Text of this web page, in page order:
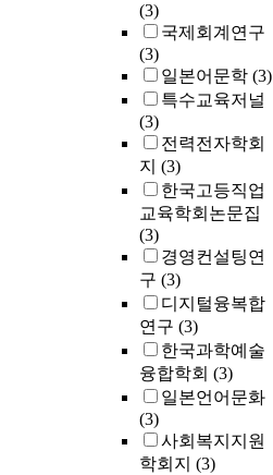
(3)
국제회계연구
(3)
일본어문학 (3)
특수교육저널
(3)
전력전자학회
지 (3)
한국고등직업
교육학회논문집
(3)
경영컨설팅연
구 (3)
디지털융복합
연구 (3)
한국과학예술
융합학회 (3)
일본언어문화
(3)
사회복지지원
학회지 (3)